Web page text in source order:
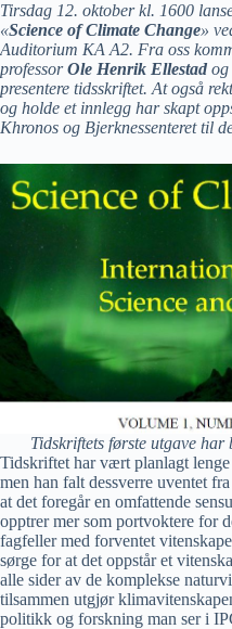
Tirsdag 12. oktober kl. 1600
«Science of Climate Change»
Auditorium KA A2. Fra oss
professorOle Henrik Ellestad og
presentere tidsskriftet. At også
og holde et innlegg har skapt
Khronos og Bjerknessenteret til
Tidskriftets første utgave
Tidskriftet har vært planlagt
men han falt dessverre uventet
at det foregår en omfattende
opptrer mer som portvoktere for
fagfeller med forventet
sørge for at det oppstår et
alle sider av de komplekse
tilsammen utgjør
politikk og forskning man ser i